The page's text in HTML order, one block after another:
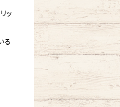
ッ
る